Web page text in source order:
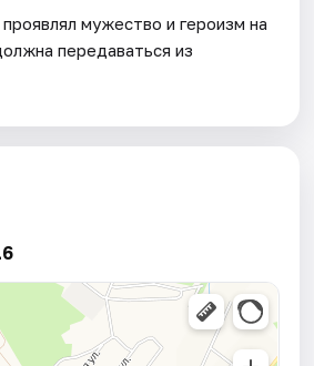
мужество и героизм на
передаваться из